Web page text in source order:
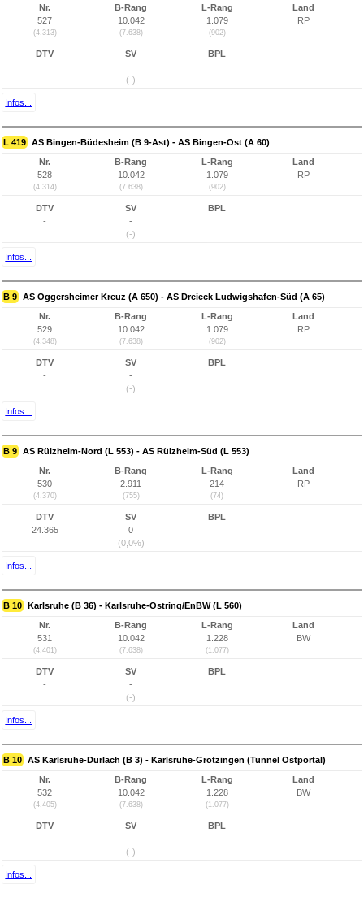
Nr.
527
(4.313)
B-Rang
10.042
(7.638)
L-Rang
1.079
(902)
Land
RP
DTV
-
SV
-
(-)
BPL
Infos...
L 419 AS Bingen-Büdesheim (B 9-Ast) - AS Bingen-Ost (A 60)
Nr.
528
(4.314)
B-Rang
10.042
(7.638)
L-Rang
1.079
(902)
Land
RP
DTV
-
SV
-
(-)
BPL
Infos...
B 9 AS Oggersheimer Kreuz (A 650) - AS Dreieck Ludwigshafen-Süd (A 65)
Nr.
529
(4.348)
B-Rang
10.042
(7.638)
L-Rang
1.079
(902)
Land
RP
DTV
-
SV
-
(-)
BPL
Infos...
B 9 AS Rülzheim-Nord (L 553) - AS Rülzheim-Süd (L 553)
Nr.
530
(4.370)
B-Rang
2.911
(755)
L-Rang
214
(74)
Land
RP
DTV
24.365
SV
0
(0,0%)
BPL
Infos...
B 10 Karlsruhe (B 36) - Karlsruhe-Ostring/EnBW (L 560)
Nr.
531
(4.401)
B-Rang
10.042
(7.638)
L-Rang
1.228
(1.077)
Land
BW
DTV
-
SV
-
(-)
BPL
Infos...
B 10 AS Karlsruhe-Durlach (B 3) - Karlsruhe-Grötzingen (Tunnel Ostportal)
Nr.
532
(4.405)
B-Rang
10.042
(7.638)
L-Rang
1.228
(1.077)
Land
BW
DTV
-
SV
-
(-)
BPL
Infos...